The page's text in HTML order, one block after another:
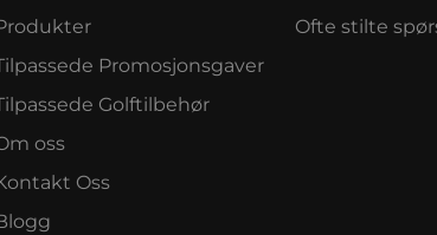
Promosjonsgaver
Golftilbehør
oss
Oss
Ofte stilte